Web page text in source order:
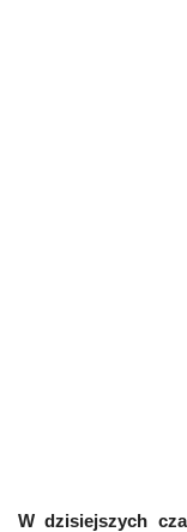
W dzisiejszych